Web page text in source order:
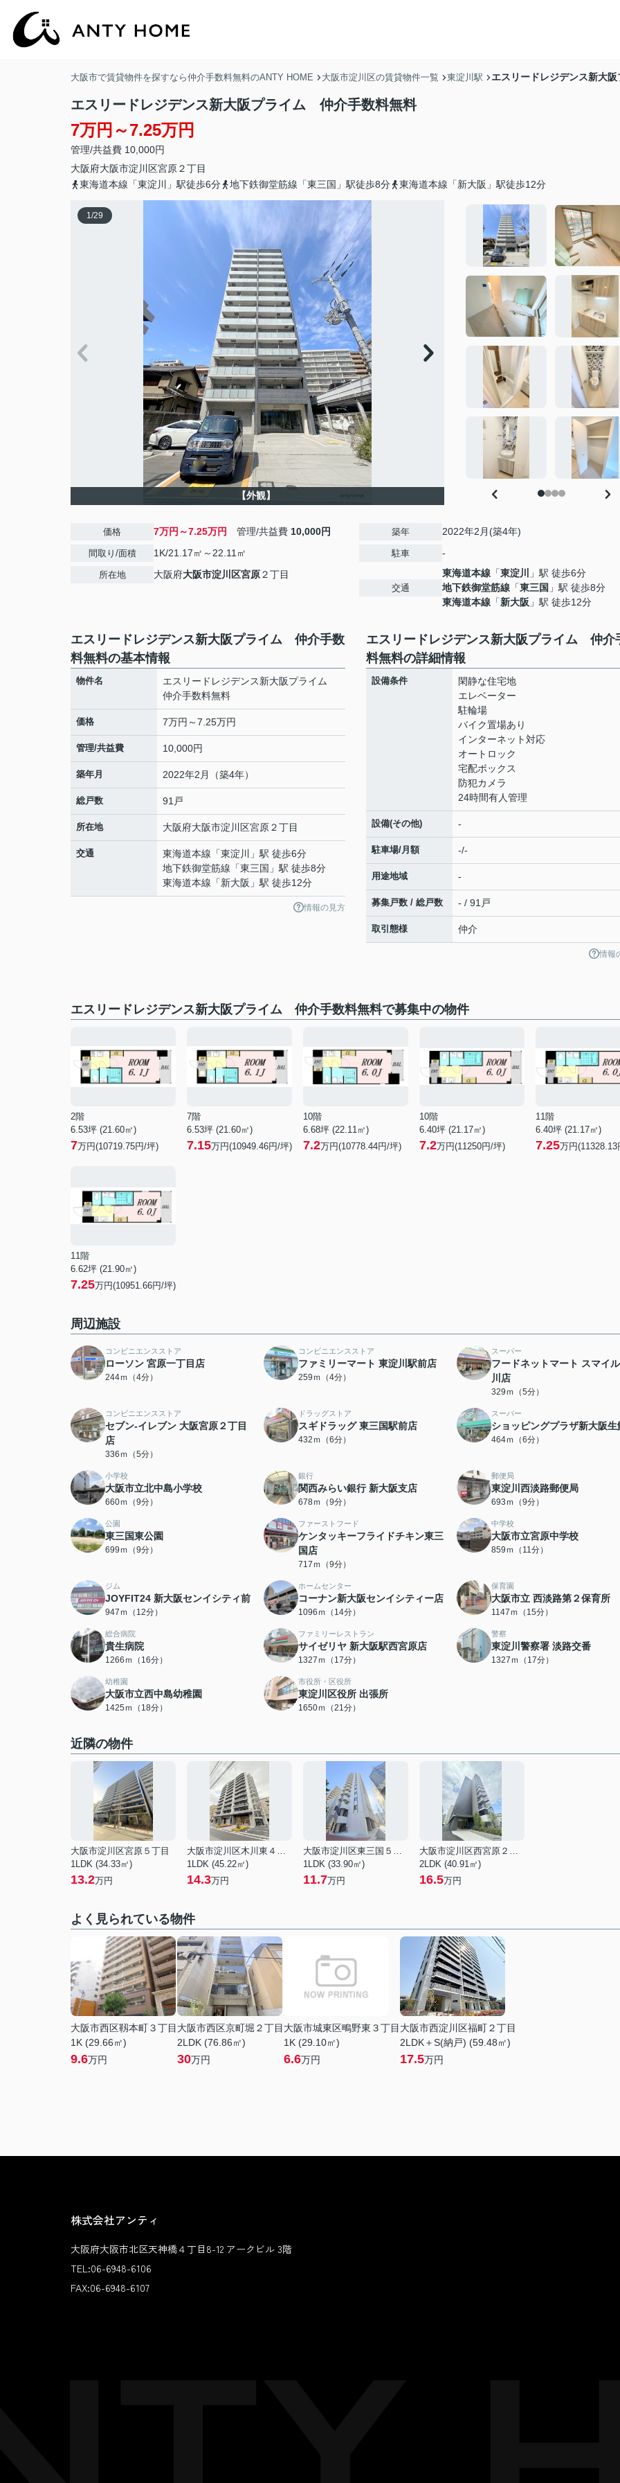
大阪市で賃貸物件を探すなら仲介手数料無料のANTY HOME 大阪市淀川区の賃貸物件一覧 東淀川駅 エスリードレジデンス新大
エスリードレジデンス新大阪プライム 仲介手数料無料
7万円～7.25万円
管理/共益費 10,000円
大阪府大阪市淀川区宮原２丁目
東海道本線「東淀川」駅徒歩6分
地下鉄御堂筋線「東三国」駅徒歩8分 東海道本線「新大阪」駅徒歩12分
1/29
【外観】
価格 7万円～7.25万円 管理/共益費 10,000円
間取り/面積 1K/21.17㎡～22.11㎡
所在地 大阪府大阪市淀川区宮原２丁目
築年 2022年2月(築4年)
駐車 -
交通
東海道本線 「東淀川
」駅 徒歩6分
地下鉄御堂筋線 「東三国 」駅 徒歩8分
東海道本線 「新大阪 」駅 徒歩12分
エスリードレジデンス新大阪プライム 仲介手数
料無料の基本情報
物件名
エスリードレジデンス新大阪プライム
仲介手数料無料
価格 7万円～7.25万円
管理/共益費 10,000円
築年月 2022年2月（築4年）
総戸数 91戸
所在地 大阪府大阪市淀川区宮原２丁目
交通 東海道本線 「東淀川
」駅 徒歩6分
地下鉄御堂筋線 「東三国 」駅 徒歩8分
東海道本線 「新大阪 」駅 徒歩12分
情報の見方
エスリードレジデンス新大阪プライム 仲介
料無料の詳細情報
設備条件
閑静な住宅地
エレベーター
駐輪場
バイク置場あり
インターネット対応
オートロック
宅配ボックス
防犯カメラ
24時間有人管理
設備(その他) -
駐車場/月額 -/-
用途地域 -
募集戸数 / 総戸数 - / 91戸
取引態様 仲介
情報
エスリードレジデンス新大阪プライム 仲介手数料無料で募集中の物件
2階
6.53坪 (21.60㎡)
7万円(10719.75円/坪)
7階
6.53坪 (21.60㎡)
7.15万円(10949.46円/坪)
10階
6.68坪 (22.11㎡)
7.2万円(10778.44円/坪)
10階
6.40坪 (21.17㎡)
7.2万円(11250円/坪)
11階
6.40坪 (21.17㎡)
7.25万円(11328.13
11階
6.62坪 (21.90㎡)
7.25万円(10951.66円/坪)
周辺施設
コンビニエンスストア
ローソン 宮原一丁目店
244ｍ（4分）
コンビニエンスストア
ファミリーマート 東淀川駅前店
259ｍ（4分）
スーパー
フードネットマート スマイ
川店
329ｍ（5分）
コンビニエンスストア
セブン-イレブン 大阪宮原２丁目
店
336ｍ（5分）
ドラッグストア
スギドラッグ 東三国駅前店
432ｍ（6分）
スーパー
ショッピングプラザ新大阪生
464ｍ（6分）
小学校
大阪市立北中島小学校
660ｍ（9分）
銀行
関西みらい銀行 新大阪支店
678ｍ（9分）
郵便局
東淀川西淡路郵便局
693ｍ（9分）
公園
東三国東公園
699ｍ（9分）
ファーストフード
ケンタッキーフライドチキン東三
国店
717ｍ（9分）
中学校
大阪市立宮原中学校
859ｍ（11分）
ジム
JOYFIT24 新大阪センイシティ前
947ｍ（12分）
ホームセンター
コーナン新大阪センイシティー店
1096ｍ（14分）
保育園
大阪市立 西淡路第２保育所
1147ｍ（15分）
総合病院
貴生病院
1266ｍ（16分）
ファミリーレストラン
サイゼリヤ 新大阪駅西宮原店
1327ｍ（17分）
警察
東淀川警察署 淡路交番
1327ｍ（17分）
幼稚園
大阪市立西中島幼稚園
1425ｍ（18分）
市役所・区役所
東淀川区役所 出張所
1650ｍ（21分）
近隣の物件
大阪市淀川区宮原５丁目
1LDK (34.33㎡)
13.2万円
大阪市淀川区木川東４丁目
1LDK (45.22㎡)
14.3万円
大阪市淀川区東三国５丁目
1LDK (33.90㎡)
11.7万円
大阪市淀川区西宮原２丁目
2LDK (40.91㎡)
16.5万円
よく見られている物件
大阪市西区靱本町３丁目
1K (29.66㎡)
9.6万円
大阪市西区京町堀２丁目
2LDK (76.86㎡)
30万円
大阪市城東区鴫野東３丁目
1K (29.10㎡)
6.6万円
大阪市西淀川区福町２丁目
2LDK＋S(納戸) (59.48㎡)
17.5万円
株式会社アンティ
大阪府大阪市北区天神橋４丁目8-12 アークビル 3階
TEL:06-6948-6106
FAX:06-6948-6107